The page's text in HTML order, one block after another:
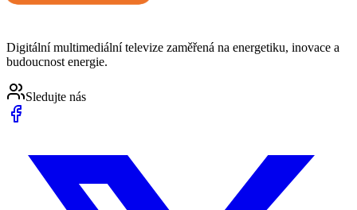
Digitální multimediální televize zaměřená na energetiku, inovace a
budoucnost energie.
Sledujte nás